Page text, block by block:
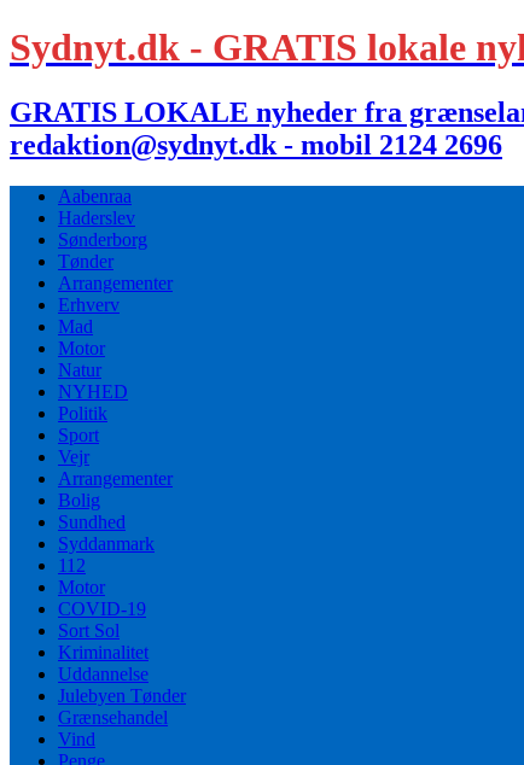
Sydnyt.dk - GRATIS lokale
GRATIS LOKALE nyheder fra
redaktion@sydnyt.dk - mobil 2124 2696
Aabenraa
Haderslev
Sønderborg
Tønder
Arrangementer
Erhverv
Mad
Motor
Natur
NYHED
Politik
Sport
Vejr
Arrangementer
Bolig
Sundhed
Syddanmark
112
Motor
COVID-19
Sort Sol
Kriminalitet
Uddannelse
Julebyen Tønder
Grænsehandel
Vind
Penge